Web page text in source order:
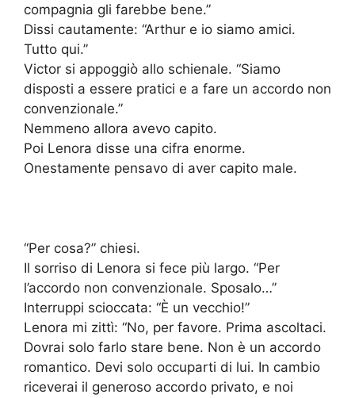
compagnia gli farebbe bene.”
Dissi cautamente: “Arthur e io siamo amici.
Tutto qui.”
Victor si appoggiò allo schienale. “Siamo
disposti a essere pratici e a fare un accordo non
convenzionale.”
Nemmeno allora avevo capito.
Poi Lenora disse una cifra enorme.
Onestamente pensavo di aver capito male.
“Per cosa?” chiesi.
Il sorriso di Lenora si fece più largo. “Per
l’accordo non convenzionale. Sposalo…”
Interruppi scioccata: “È un vecchio!”
Lenora mi zittì: “No, per favore. Prima ascoltaci.
Dovrai solo farlo stare bene. Non è un accordo
romantico. Devi solo occuparti di lui. In cambio
riceverai il generoso accordo privato, e noi